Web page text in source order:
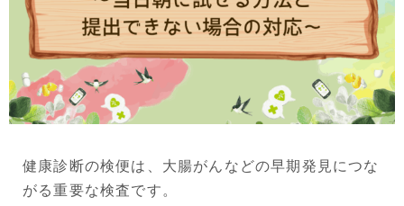
健康診断の検便は、大腸がんなどの早期発見につな
がる重要な検査です。